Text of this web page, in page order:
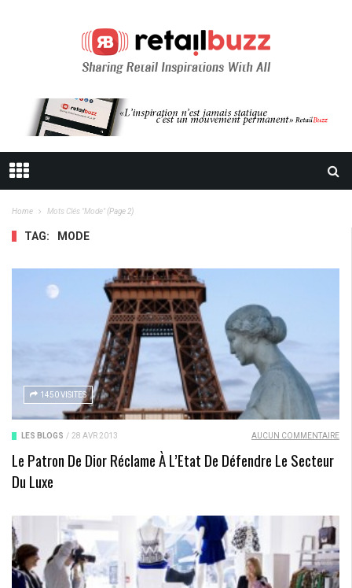
Home Mots Clés "mode"(Page 2)
TAG: MODE
1450 VISITES
LES BLOGS / 28 AVR 2013 AUCUN COMMENTAIRE
Le Patron De Dior Réclame À L’Etat De Défendre Le Secteur
Du Luxe